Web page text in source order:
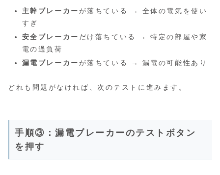
主幹ブレーカー が落ちている → 全体の電気を使い
すぎ
安全ブレーカー だけ落ちている → 特定の部屋や家
電の過負荷
漏電ブレーカー が落ちている → 漏電の可能性あり
どれも問題がなければ、次のテストに進みます。
手順③：漏電ブレーカーのテストボタン
を押す